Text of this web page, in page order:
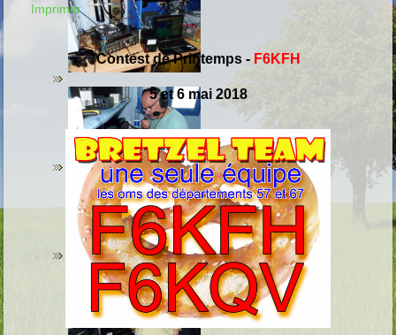
Imprimer
Contest de Printemps -F6KFH
5 et 6 mai 2018